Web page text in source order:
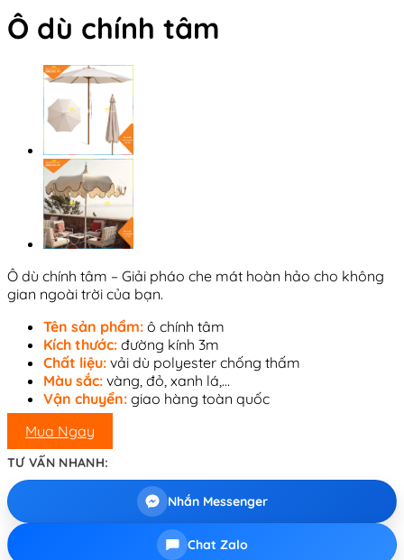
Ô dù chính tâm
Ô dù chính tâm – Giải pháo che mát hoàn hảo cho không
gian ngoài trời của bạn.
Tên sản phẩm: ô chính tâm
Kích thước: đường kính 3m
Chất liệu: vải dù polyester chống thấm
Màu sắc: vàng, đỏ, xanh lá,…
Vận chuyển: giao hàng toàn quốc
Mua Ngay
TƯ VẤN NHANH:
Nhắn Messenger
Chat Zalo